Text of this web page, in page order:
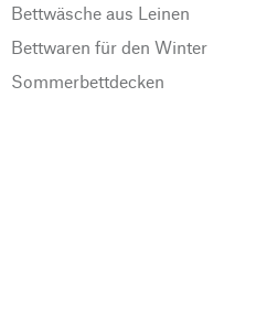
Bettwäsche aus Leinen
Bettwaren für den Winter
Sommerbettdecken